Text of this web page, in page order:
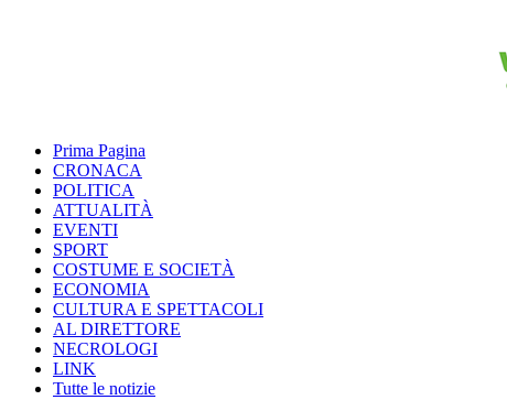
Prima Pagina
CRONACA
POLITICA
ATTUALITÀ
EVENTI
SPORT
COSTUME E SOCIETÀ
ECONOMIA
CULTURA E SPETTACOLI
AL DIRETTORE
NECROLOGI
LINK
Tutte le notizie